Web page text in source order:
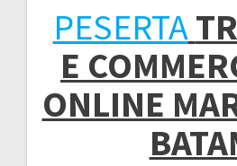
PESERTA
E
ONLINE